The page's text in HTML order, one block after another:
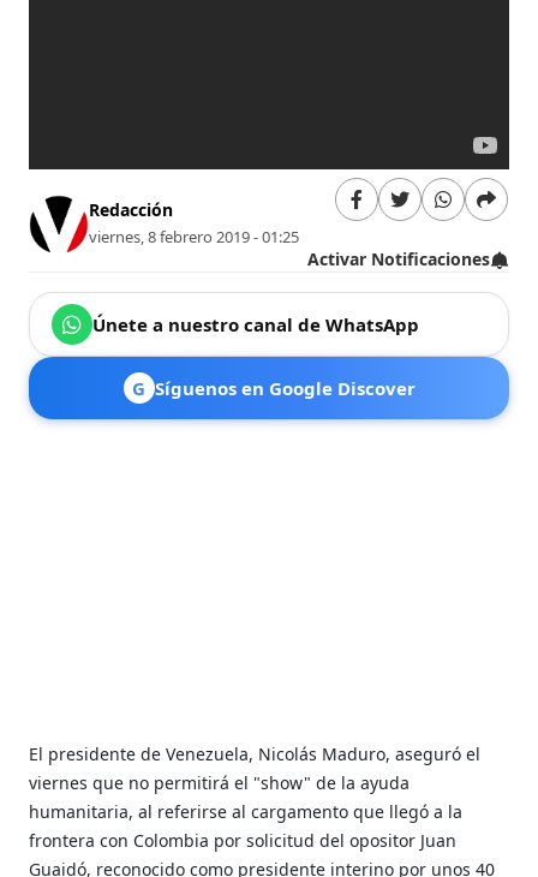
Redacción
viernes, 8 febrero 2019 - 01:25
Activar Notificaciones
Únete a nuestro canal de WhatsApp
G Síguenos en Google Discover
El presidente de Venezuela, Nicolás Maduro, aseguró el
viernes que no permitirá el "show" de la ayuda
humanitaria, al referirse al cargamento que llegó a la
frontera con Colombia por solicitud del opositor Juan
Guaidó, reconocido como presidente interino por unos 40